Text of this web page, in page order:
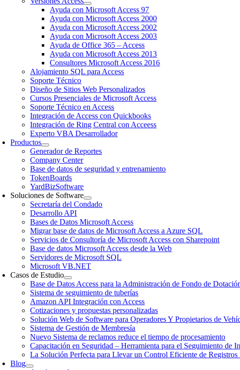
Ayuda con Microsoft Access 97
Ayuda con Microsoft Access 2000
Ayuda con Microsoft Access 2002
Ayuda con Microsoft Access 2003
Ayuda de Office 365 – Access
Ayuda con Microsoft Access 2013
Consultores Microsoft Access 2016
Alojamiento SQL para Access
Soporte Técnico
Diseño de Sitios Web Personalizados
Cursos Presenciales de Microsoft Access
Soporte Técnico en Access
Integración de Access con Quickbooks
Integración de Ring Central con Acceess
Experto VBA Desarrollador
Productos
Generador de Reportes
Company Center
Base de datos de seguridad y entrenamiento
TokenBoards
YardBizSoftware
Soluciones de Software
Secretaría del Condado
Desarrollo API
Bases de Datos Microsoft Access
Migrar base de datos de Microsoft Access a Azure SQL
Servicios de Consultoría de Microsoft Access con Sharepoint
Base de datos Microsoft Access desde la Web
Servidores de Microsoft SQL
Microsoft VB.NET
Casos de Estudio
Base de Datos Access para la Administración de Fondo de
Sistema de seguimiento de tuberías
Amazon API Integración con Access
Cotizaciones y propuestas personalizadas
Solución Web de Software para Operadores Y Propietarios de
Sistema de Gestión de Membresía
Nuevo Sistema de reclamos reduce el tiempo de procesamiento
Capacitación en Seguridad – Herramienta para el Seguimiento de
La Solución Perfecta para Llevar un Control Eficiente de Registros
Blog